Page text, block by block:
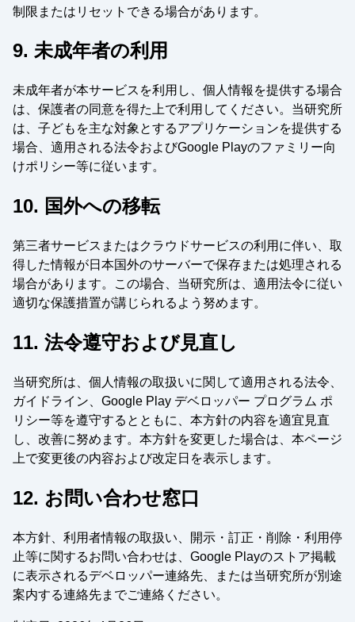
制限またはリセットできる場合があります。
9. 未成年者の利用
未成年者が本サービスを利用し、個人情報を提供する場合
は、保護者の同意を得た上で利用してください。当研究所
は、子どもを主な対象とするアプリケーションを提供する
場合、適用される法令およびGoogle Playのファミリー向
けポリシー等に従います。
10. 国外への移転
第三者サービスまたはクラウドサービスの利用に伴い、取
得した情報が日本国外のサーバーで保存または処理される
場合があります。この場合、当研究所は、適用法令に従い
適切な保護措置が講じられるよう努めます。
11. 法令遵守および見直し
当研究所は、個人情報の取扱いに関して適用される法令、
ガイドライン、Google Play デベロッパー プログラム ポ
リシー等を遵守するとともに、本方針の内容を適宜見直
し、改善に努めます。本方針を変更した場合は、本ページ
上で変更後の内容および改定日を表示します。
12. お問い合わせ窓口
本方針、利用者情報の取扱い、開示・訂正・削除・利用停
止等に関するお問い合わせは、Google Playのストア掲載
に表示されるデベロッパー連絡先、または当研究所が別途
案内する連絡先までご連絡ください。